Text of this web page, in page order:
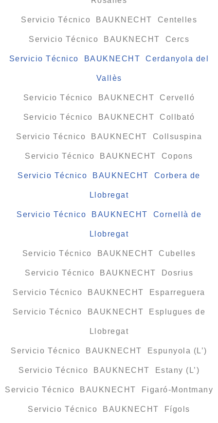
Servicio Técnico BAUKNECHT Centelles
Servicio Técnico BAUKNECHT Cercs
Servicio Técnico BAUKNECHT Cerdanyola del
Vallès
Servicio Técnico BAUKNECHT Cervelló
Servicio Técnico BAUKNECHT Collbató
Servicio Técnico BAUKNECHT Collsuspina
Servicio Técnico BAUKNECHT Copons
Servicio Técnico BAUKNECHT Corbera de
Llobregat
Servicio Técnico BAUKNECHT Cornellà de
Llobregat
Servicio Técnico BAUKNECHT Cubelles
Servicio Técnico BAUKNECHT Dosrius
Servicio Técnico BAUKNECHT Esparreguera
Servicio Técnico BAUKNECHT Esplugues de
Llobregat
Servicio Técnico BAUKNECHT Espunyola (L’)
Servicio Técnico BAUKNECHT Estany (L’)
Servicio Técnico BAUKNECHT Figaró-Montmany
Servicio Técnico BAUKNECHT Fígols